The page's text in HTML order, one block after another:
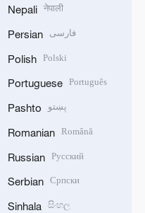
Nepali नेपाली
Persian فارسی
Polish Polski
Portuguese Português
Pashto پښتو
Romanian Română
Russian Русский
Serbian Српски
Sinhala සිංහල